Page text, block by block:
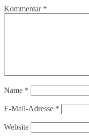
Kommentar *
Name *
E-Mail-Adresse *
Website